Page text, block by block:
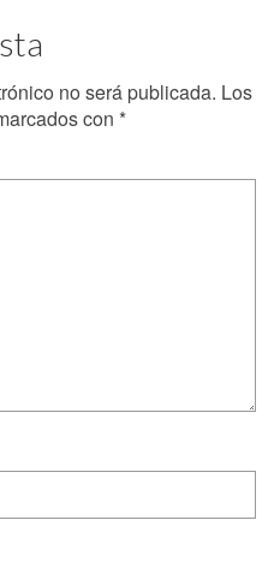
no será publicada. Los
con *